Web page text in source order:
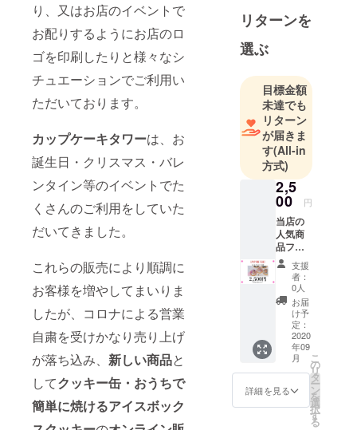
り、又はお店のイベントで
お配りするようにお店のロ
ゴを印刷したりと様々なシ
チュエーションでご利用い
ただいております。
カップケーキタワーは、お
誕生日・クリスマス・バレ
ンタイン等のイベントでた
くさんのご利用をしていた
だいてきました。
これらの販売により順調に
お客様を増やしてまいりま
したが、コロナによる営業
自粛を受けかなり売り上げ
が落ち込み、 新しい商品と
してクッキー缶・おうちで
簡単に焼けるアイスボック
を印刷でき
るフォト
クッキーの
販売、お店
のイベント
等に写真映
え間違いな
しのカップ
ケーキタ
ワーの設
置・販売を
行っており
ます！ご注
文・御問合
せはメー
ル・LINE
InstagramD
Mからお気軽
にどうぞ。
リターンを
選ぶ
目標金額
未達でも
リターン
が届きま
す(All-in
方式)
2,5
00 円
当店の
人気商
品フォ
トクッ
キー
M10枚
をお届
けいた
しま
す！ 定
価3000
➡2500
円でリ
ター
ン。 家
支援
者：
0人
お届
け予
定：
2020
年09
月
詳細を見る
こ
の
リ
タ
ー
ン
を
選
択
す
る